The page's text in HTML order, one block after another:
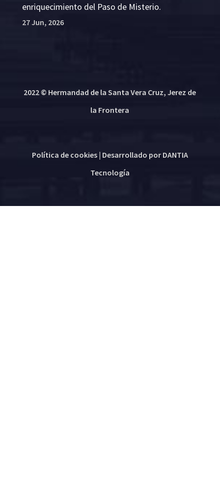
enriquecimiento del Paso de Misterio.
27 Jun, 2026
2022 © Hermandad de la Santa Vera Cruz, Jerez de
la Frontera
Política de cookies| Desarrollado por DANTIA
Tecnología